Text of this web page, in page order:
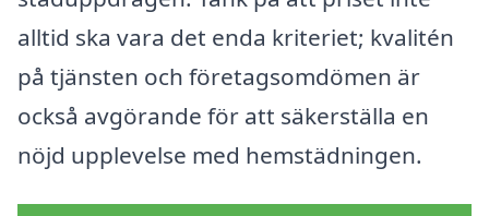
alltid ska vara det enda kriteriet; kvalitén
på tjänsten och företagsomdömen är
också avgörande för att säkerställa en
nöjd upplevelse med hemstädningen.